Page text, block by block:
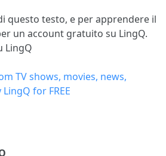
questo testo, e per apprendere il
un account gratuito su LingQ.
LingQ